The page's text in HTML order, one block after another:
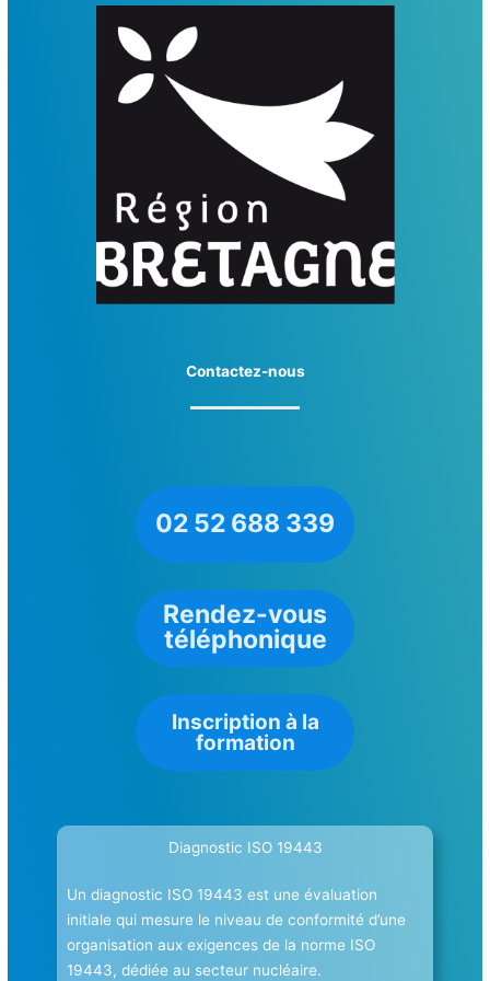
Contactez-nous
02 52 688 339
Rendez-vous
téléphonique
Inscription à la
formation
Diagnostic ISO 19443
Un diagnostic ISO 19443 est une évaluation
initiale qui mesure le niveau de conformité d’une
organisation aux exigences de la norme ISO
19443, dédiée au secteur nucléaire.